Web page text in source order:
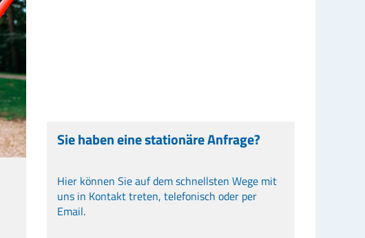
Sie haben eine stationäre Anfrage?
Hier können Sie auf dem schnellsten Wege mit
uns in Kontakt treten, telefonisch oder per
Email.